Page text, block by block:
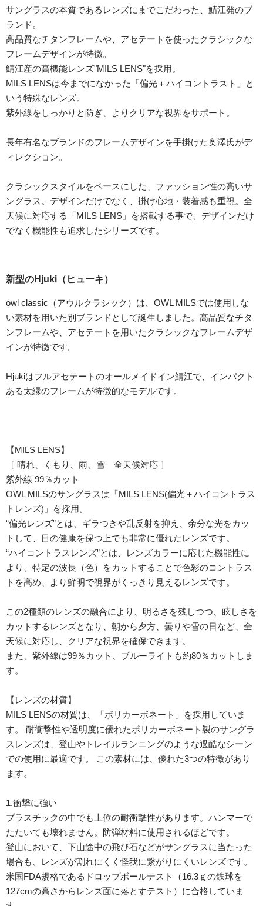
サングラスの本質であるレンズにまでこだわった、鯖江発のブ
ランド。
高品質なチタンフレームや、アセテートを使ったクラシックな
フレームデザインが特徴。
鯖江産の高機能レンズ"MILS LENS"を採用。
MILS LENSは今までになかった「偏光＋ハイコントラスト」と
いう特殊なレンズ。
紫外線をしっかりと防ぎ、よりクリアな視界をサポート。
長年有名なブランドのフレームデザインを手掛けた奥澤氏がデ
ィレクション。
クラシックスタイルをベースにした、ファッション性の高いサ
ングラス。デザインだけでなく、掛け心地・装着感も重視。全
天候に対応する「MILS LENS」を搭載する事で、デザインだけ
でなく機能性も追求したシリーズです。
新型のHjuki（ヒューキ）
owl classic（アウルクラシック）は、OWL MILSでは使用しな
い素材を用いた別ブランドとして誕生しました。高品質なチタ
ンフレームや、アセテートを用いたクラシックなフレームデザ
インが特徴です。
Hjukiはフルアセテートのオールメイドイン鯖江で、インパクト
ある太縁のフレームが特徴的なモデルです。
【MILS LENS】
［ 晴れ、くもり、雨、雪 全天候対応 ］
紫外線 99％カット
OWL MILSのサングラスは「MILS LENS(偏光＋ハイコントラス
トレンズ)」を採用。
“偏光レンズ”とは、ギラつきや乱反射を抑え、余分な光をカッ
トして、目の健康を保つ上でも非常に優れたレンズです。
“ハイコントラスレンズ”とは、レンズカラーに応じた機能性に
より、特定の波長（色）をカットすることで色彩のコントラス
トを高め、より鮮明で視界がくっきり見えるレンズです。
この2種類のレンズの融合により、明るさを残しつつ、眩しさを
カットするレンズとなり、朝から夕方、曇りや雪の日など、全
天候に対応し、クリアな視界を確保できます。
また、紫外線は99％カット、ブルーライトも約80％カットしま
す。
【レンズの材質】
MILS LENSの材質は、「ポリカーボネート」を採用していま
す。 耐衝撃性や透明度に優れたポリカーボネート製のサングラ
スレンズは、登山やトレイルランニングのような過酷なシーン
での使用に最適です。 この素材には、優れた3つの特徴があり
ます。
1.衝撃に強い
プラスチックの中でも上位の耐衝撃性があります。ハンマーで
たたいても壊れません。防弾材料に使用されるほどです。
登山において、下山途中の飛び石などがサングラスに当たった
場合も、レンズが割れにくく怪我に繋がりにくいレンズです。
米国FDA規格であるドロップボールテスト（16.3ｇの鉄球を
127cmの高さからレンズ面に落とすテスト）に合格していま